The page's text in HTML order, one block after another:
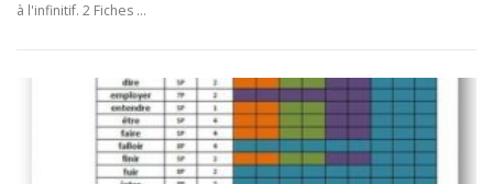
à l'infinitif. 2 Fiches …